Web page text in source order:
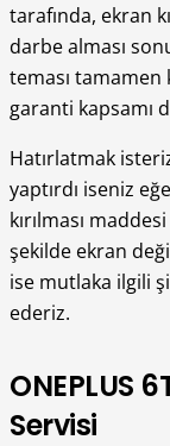
tarafında, ekran
darbe alması
teması tamamen
garanti kapsamı
Hatırlatmak
yaptırdı iseniz
kırılması
şekilde ekran
ise mutlaka ilgili
ederiz.
ONEPLUS
Servisi